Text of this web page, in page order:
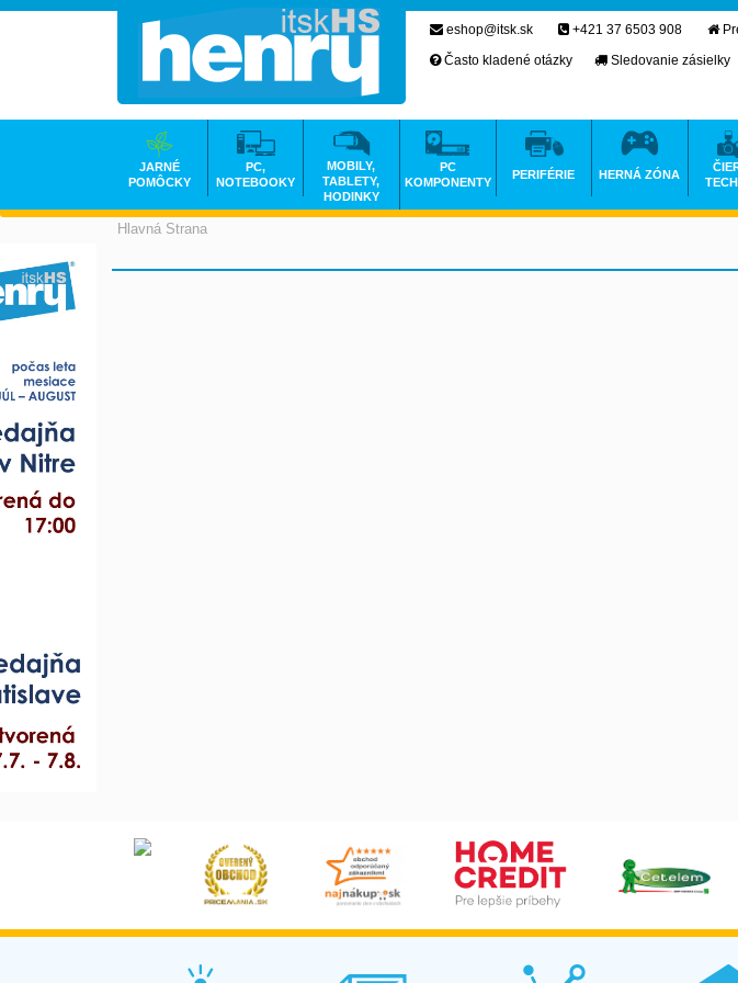
Hlavná Strana
eshop@itsk.sk +421 37 6503 908
Často kladené otázky
Sledovanie zásielky
JARNÉ
POMÔCKY
PC,
NOTEBOOKY
MOBILY,
TABLETY,
HODINKY
PC
KOMPONENTY
PERIFÉRIE HERNÁ ZÓNA